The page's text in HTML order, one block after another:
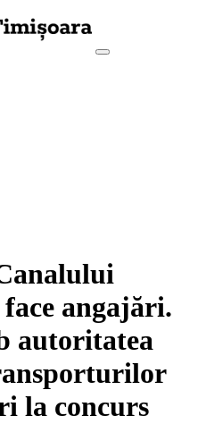
angajări.
autoritatea
la concurs